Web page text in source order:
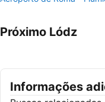
Próximo Lódz
Informações